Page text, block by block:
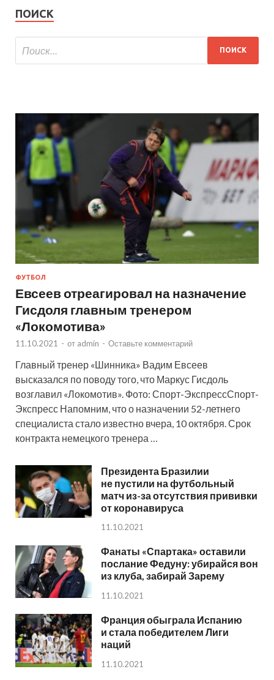
ПОИСК
ФУТБОЛ
Евсеев отреагировал на назначение
Гисдоля главным тренером
«Локомотива»
11.10.2021 - от admin - Оставьте комментарий
Главный тренер «Шинника» Вадим Евсеев
высказался по поводу того, что Маркус Гисдоль
возглавил «Локомотив». Фото: Спорт-ЭкспрессСпорт-
Экспресс Напомним, что о назначении 52-летнего
специалиста стало известно вчера, 10 октября. Срок
контракта немецкого тренера …
Президента Бразилии
не пустили на футбольный
матч из-за отсутствия прививки
от коронавируса
11.10.2021
Фанаты «Спартака» оставили
послание Федуну: убирайся вон
из клуба, забирай Зарему
11.10.2021
Франция обыграла Испанию
и стала победителем Лиги
наций
11.10.2021